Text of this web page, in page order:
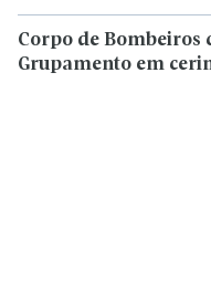
Corpo de Bombeiros
Grupamento em